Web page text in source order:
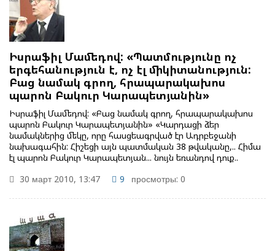
Իսրաֆիլ Մամեդով: «Պատմությունը ոչ
երգեհանություն է, ոչ էլ միկիտանություն:
Բաց նամակ գրող, հրապարակախոս
պարոն Բակուր Կարապետյանին»
Իսրաֆիլ Մամեդով: «Բաց նամակ գրող, հրապարակախոս
պարոն Բակուր Կարապետյանին» «Կարդացի ձեր
նամակներից մեկը, որը հասցեագրված էր Ադրբեջանի
նախագահին: Հիշեցի այն պատմական 38 թվականը,.. Հիմա
էլ պարոն Բակուր Կարապետյան... նույն եռանդով դուք..
30 март 2010, 13:47
9 просмотры: 0